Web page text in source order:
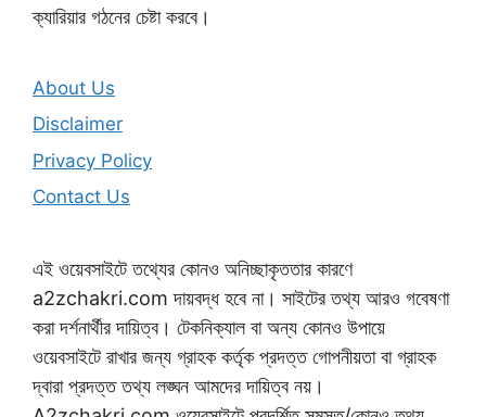
ক্যারিয়ার গঠনের চেষ্টা করবে।
About Us
Disclaimer
Privacy Policy
Contact Us
এই ওয়েবসাইটে তথ্যের কোনও অনিচ্ছাকৃততার কারণে
a2zchakri.com দায়বদ্ধ হবে না। সাইটের তথ্য আরও গবেষণা
করা দর্শনার্থীর দায়িত্ব। টেকনিক্যাল বা অন্য কোনও উপায়ে
ওয়েবসাইটে রাখার জন্য গ্রাহক কর্তৃক প্রদত্ত গোপনীয়তা বা গ্রাহক
দ্বারা প্রদত্ত তথ্য লঙ্ঘন আমদের দায়িত্ব নয়।